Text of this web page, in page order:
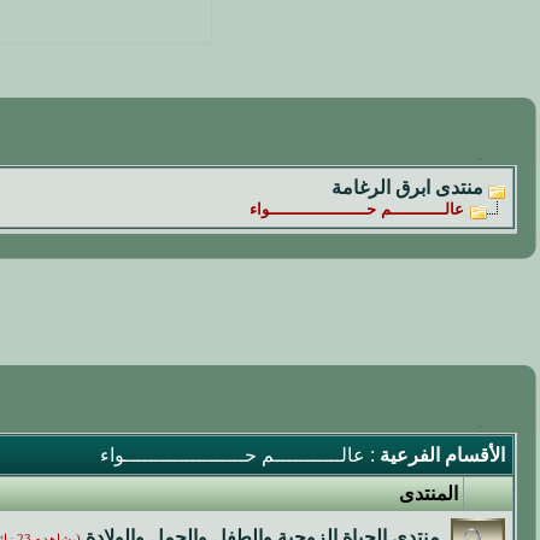
منتدى ابرق الرغامة
عالـــــــــــم حــــــــــــــــــــواء
الأقسام الفرعية : عالـــــــــــم حــــــــــــــــــــواء
المنتدى